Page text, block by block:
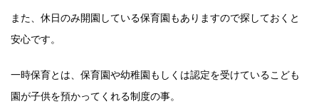
また、休日のみ開園している保育園もありますので探しておくと
安心です。
一時保育とは、保育園や幼稚園もしくは認定を受けているこども
園が子供を預かってくれる制度の事。